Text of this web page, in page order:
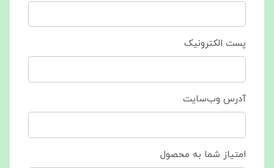
پست الکترونیک
آدرس وب‌سایت
امتیاز شما به محصول